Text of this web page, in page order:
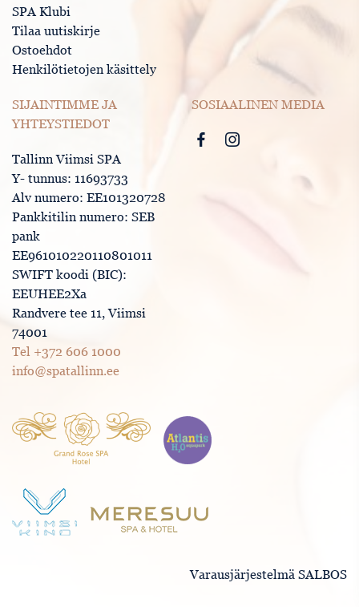
SPA Klubi
Tilaa uutiskirje
Ostoehdot
Henkilötietojen käsittely
SIJAINTIMME JA
YHTEYSTIEDOT
Tallinn Viimsi SPA
Y- tunnus: 11693733
Alv numero: EE101320728
Pankkitilin numero: SEB
pank
EE961010220110801011
SWIFT koodi (BIC):
EEUHEE2Xa
Randvere tee 11, Viimsi
74001
Tel +372 606 1000
info@spatallinn.ee
SOSIAALINEN MEDIA
Varausjärjestelmä SALBOS